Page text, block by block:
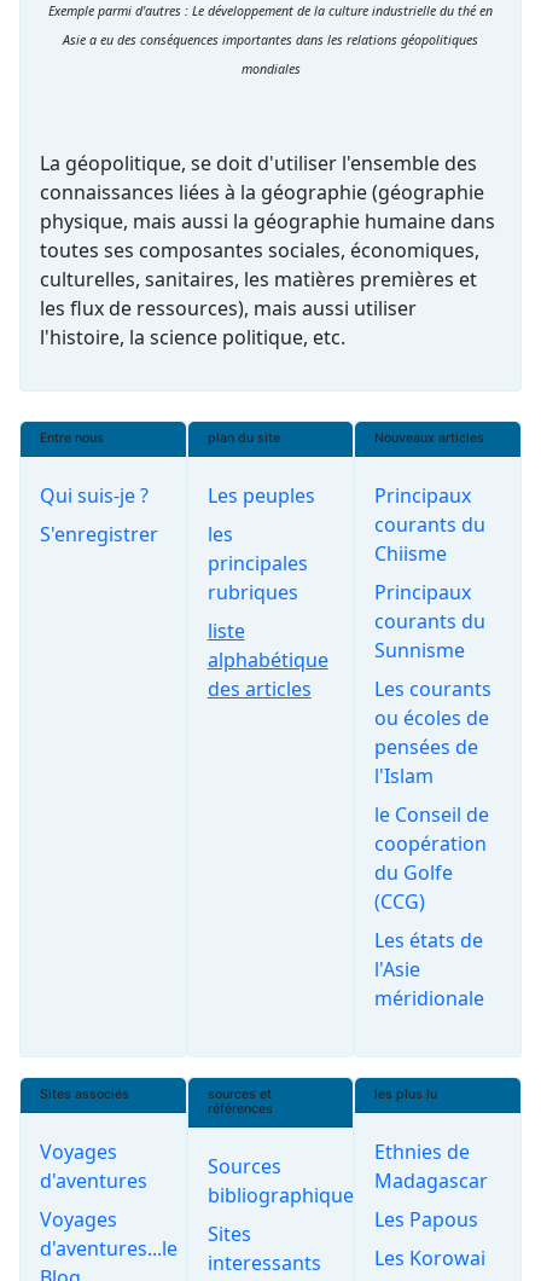
Exemple parmi d'autres : Le développement de la culture industrielle du thé en
Asie a eu des conséquences importantes dans les relations géopolitiques
mondiales
La géopolitique, se doit d'utiliser l'ensemble des
connaissances liées à la géographie (géographie
physique, mais aussi la géographie humaine dans
toutes ses composantes sociales, économiques,
culturelles, sanitaires, les matières premières et
les flux de ressources), mais aussi utiliser
l'histoire, la science politique, etc.
Entre nous
Qui suis-je ?
S'enregistrer
plan du site
Les peuples
les
principales
rubriques
liste
alphabétique
des articles
Nouveaux articles
Principaux
courants du
Chiisme
Principaux
courants du
Sunnisme
Les courants
ou écoles de
pensées de
l'Islam
le Conseil de
coopération
du Golfe
(CCG)
Les états de
l'Asie
méridionale
Sites associés
Voyages
d'aventures
Voyages
d'aventures...le
sources et
références
Sources
bibliographiques
Sites
interessants
les plus lu
Ethnies de
Madagascar
Les Papous
Les Korowai